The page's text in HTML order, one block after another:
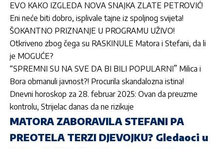
EVO KAKO IZGLEDA NOVA SNAJKA ZLATE PETROVIĆ!
Eni neće biti dobro, isplivale tajne iz spoljnog svijeta!
ŠOKANTNO PRIZNANJE U PROGRAMU UŽIVO!
Otkriveno zbog čega su RASKINULE Matora i Stefani, da li
je MOGUĆE?
“SPREMNI SU NA SVE DA BI BILI POPULARNI” Milica i
Bora obmanuli javnost?! Procurila skandalozna istina!
Dnevni horoskop za 28. februar 2025: Ovan da preuzme
kontrolu, Strijelac danas da ne rizikuje
MATORA ZABORAVILA STEFANI PA
PREOTELA TERZI DJEVOJKU? Gledaoci u